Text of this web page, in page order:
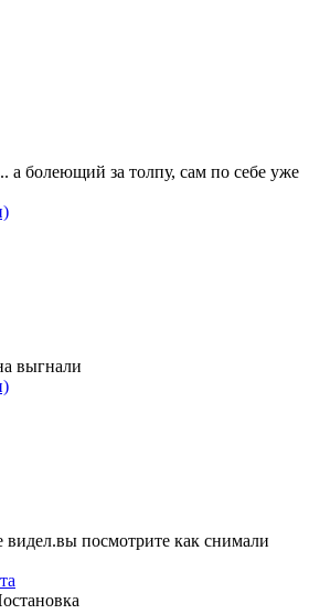
а болеющий за толпу, сам по себе уже
выгнали
видел.вы посмотрите как снимали